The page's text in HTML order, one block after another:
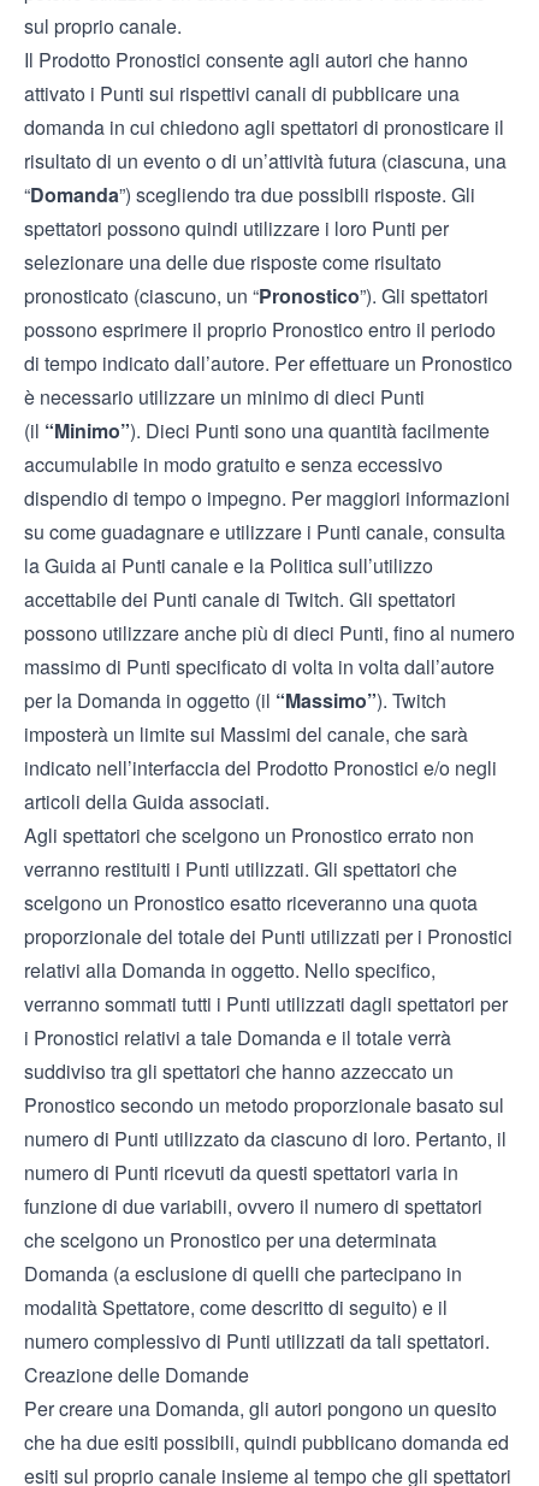
sul proprio canale.
Il Prodotto Pronostici consente agli autori che hanno
attivato i Punti sui rispettivi canali di pubblicare una
domanda in cui chiedono agli spettatori di pronosticare il
risultato di un evento o di un’attività futura (ciascuna, una
“Domanda”) scegliendo tra due possibili risposte. Gli
spettatori possono quindi utilizzare i loro Punti per
selezionare una delle due risposte come risultato
pronosticato (ciascuno, un “Pronostico”). Gli spettatori
possono esprimere il proprio Pronostico entro il periodo
di tempo indicato dall’autore. Per effettuare un Pronostico
è necessario utilizzare un minimo di dieci Punti
(il “Minimo”). Dieci Punti sono una quantità facilmente
accumulabile in modo gratuito e senza eccessivo
dispendio di tempo o impegno. Per maggiori informazioni
su come guadagnare e utilizzare i Punti canale, consulta
laGuida ai Punti canalee la Politica sull’utilizzo
accettabile dei Punti canaledi Twitch. Gli spettatori
possono utilizzare anche più di dieci Punti, fino al numero
massimo di Punti specificato di volta in volta dall’autore
per la Domanda in oggetto (il “Massimo”). Twitch
imposterà un limite sui Massimi del canale, che sarà
indicato nell’interfaccia del Prodotto Pronostici e/o negli
articoli della Guida associati.
Agli spettatori che scelgono un Pronostico errato non
verranno restituiti i Punti utilizzati. Gli spettatori che
scelgono un Pronostico esatto riceveranno una quota
proporzionale del totale dei Punti utilizzati per i Pronostici
relativi alla Domanda in oggetto. Nello specifico,
verranno sommati tutti i Punti utilizzati dagli spettatori per
i Pronostici relativi a tale Domanda e il totale verrà
suddiviso tra gli spettatori che hanno azzeccato un
Pronostico secondo un metodo proporzionale basato sul
numero di Punti utilizzato da ciascuno di loro. Pertanto, il
numero di Punti ricevuti da questi spettatori varia in
funzione di due variabili, ovvero il numero di spettatori
che scelgono un Pronostico per una determinata
Domanda (a esclusione di quelli che partecipano in
modalità Spettatore, come descritto di seguito) e il
numero complessivo di Punti utilizzati da tali spettatori.
Creazione delle Domande
Per creare una Domanda, gli autori pongono un quesito
che ha due esiti possibili, quindi pubblicano domanda ed
esiti sul proprio canale insieme al tempo che gli spettatori